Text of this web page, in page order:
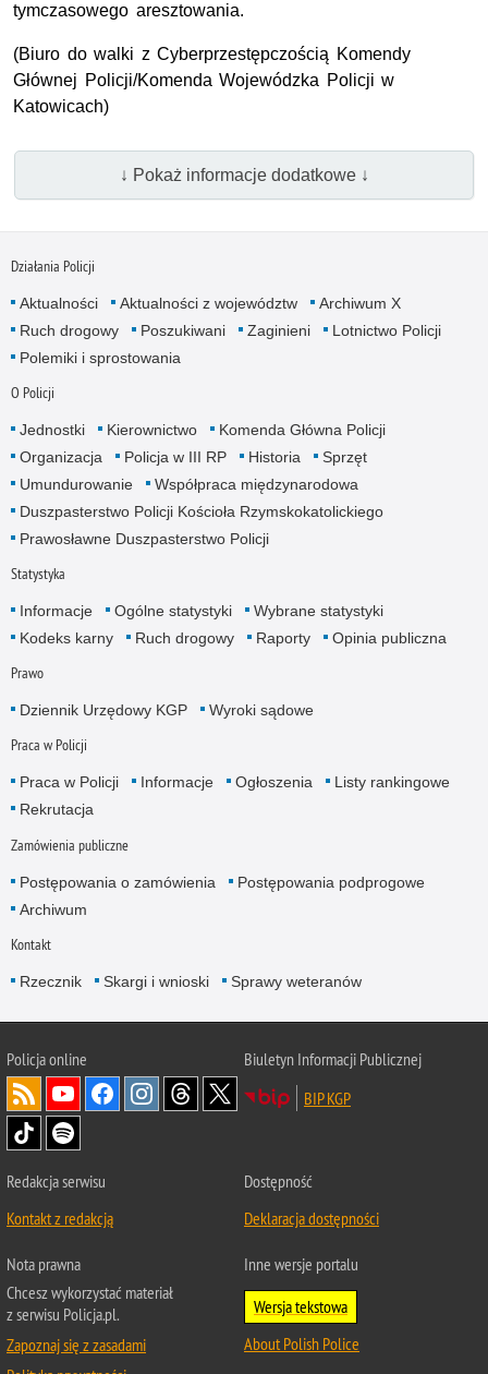
tymczasowego aresztowania.
(Biuro do walki z Cyberprzestępczością Komendy
Głównej Policji/Komenda Wojewódzka Policji w
Katowicach)
↓ Pokaż informacje dodatkowe ↓
Działania Policji
Aktualności Aktualności z województw
Archiwum X
Ruch drogowy
Poszukiwani Zaginieni
Lotnictwo Policji
Polemiki i sprostowania
O Policji
Jednostki Kierownictwo
Komenda Główna Policji
Organizacja
Policja w III RP Historia
Sprzęt
Umundurowanie
Współpraca międzynarodowa
Duszpasterstwo Policji Kościoła Rzymskokatolickiego
Prawosławne Duszpasterstwo Policji
Statystyka
Informacje Ogólne statystyki
Wybrane statystyki
Kodeks karny
Ruch drogowy Raporty Opinia publiczna
Prawo
Dziennik Urzędowy KGP Wyroki sądowe
Praca w Policji
Praca w Policji Informacje Ogłoszenia
Listy rankingowe
Rekrutacja
Zamówienia publiczne
Postępowania o zamówienia
Postępowania podprogowe
Archiwum
Kontakt
Rzecznik Skargi i wnioski Sprawy weteranów
Policjaonline
Biuletyn Informacji Publicznej
BIP KGP
Redakcja serwisu
Kontakt z redakcją
Dostępność
Deklaracja dostępności
Nota prawna
Chcesz wykorzystać materiał
z serwisu Policja.pl.
Zapoznaj się z zasadami
Inne wersje portalu
Wersja tekstowa
About Polish Police